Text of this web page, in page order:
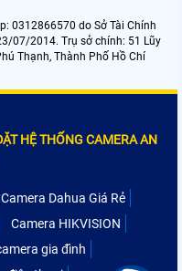
0312866570 do Sở Tài Chính
07/2014. Trụ sở chính: 51 Lũy
Thạnh, Thành Phố Hồ Chí
HỆ THỐNG CAMERA AN
Camera Dahua Giá Rẻ
Camera HIKVISION
gia đình